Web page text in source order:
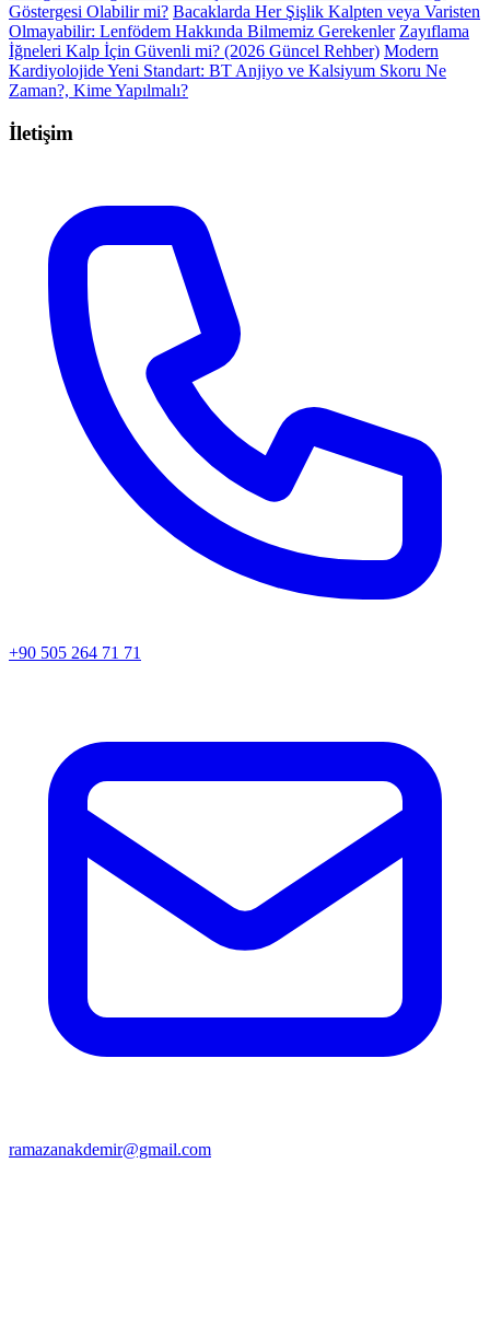
Göstergesi Olabilir mi? Bacaklarda Her Şişlik Kalpten veya Varisten
Olmayabilir: Lenfödem Hakkında Bilmemiz Gerekenler Zayıflama
İğneleri Kalp İçin Güvenli mi? (2026 Güncel Rehber) Modern
Kardiyolojide Yeni Standart: BT Anjiyo ve Kalsiyum Skoru Ne
Zaman?, Kime Yapılmalı?
İletişim
+90 505 264 71 71
ramazanakdemir@gmail.com